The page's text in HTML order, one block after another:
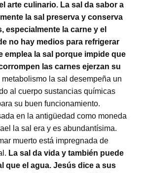
arte culinario. La sal da sabor a
la sal preserva y conserva
especialmente la carne y el
no hay medios para refrigerar
emplea la sal porque impide que
las carnes ejerzan su
metabolismo la sal desempeña un
al cuerpo sustancias químicas
su buen funcionamiento.
en la antigüedad como moneda
la sal era y es abundantísima.
muerto está impregnada de
La sal da vida y también puede
que el agua. Jesús dice a sus